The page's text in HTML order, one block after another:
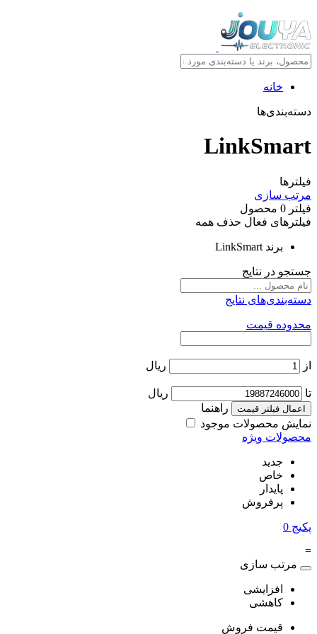
خانه
دسته‌بندی‌ها
LinkSmart
فیلترها
مرتب سازی
فیلتر 0 محصول
فیلترهای فعال حذف همه
برند LinkSmart
جستجو در نتایج
دسته‌بندی‌های نتایج
محدوده قیمت
از ریال
تا ریال
اعمال فیلتر قیمت
راهنما
نمایش محصولات موجود
محصولات ویژه
جدید
خاص
پایدار
پرفروش
پکیج 0
=
مرتب سازی
افزایشی
کاهشی
قیمت فروش